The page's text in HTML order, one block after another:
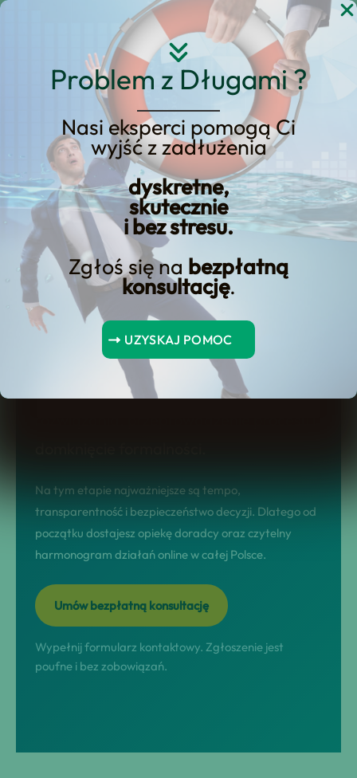
Problem z Długami ?
Nasi eksperci pomogą Ci
wyjść z zadłużenia
dyskretne,
skutecznie
i bez stresu.
Zgłoś się na bezpłatną
konsultację.
UZYSKAJ POMOC
Przejdź
KREDYT123.PL – OFERTA SPRZEDAŻOWA
upadłość konsumencka
a abonament
telefoniczny
upadłość konsumencka a abonament
telefoniczny to usługa, którą
prowadzimy w modelu nastawionym na
wynik: diagnoza sytuacji, dobór
Na tym etapie najważniejsze są tempo,
transparentność i bezpieczeństwo decyzji. Dlatego od
początku dostajesz opiekę doradcy oraz czytelny
harmonogram działań online w całej Polsce.
Umów bezpłatną konsultację
Wypełnij formularz kontaktowy. Zgłoszenie jest
poufne i bez zobowiązań.